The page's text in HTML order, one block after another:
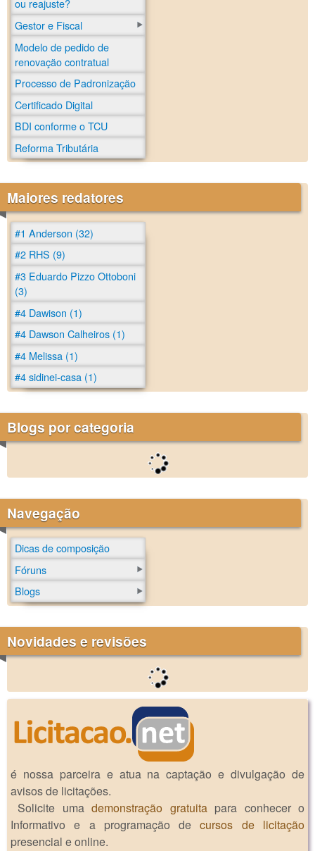
ou reajuste?
Gestor e Fiscal
Modelo de pedido de
renovação contratual
Processo de Padronização
Certificado Digital
BDI conforme o TCU
Reforma Tributária
Maiores redatores
#1 Anderson (32)
#2 RHS (9)
#3 Eduardo Pizzo Ottoboni
(3)
#4 Dawison (1)
#4 Dawson Calheiros (1)
#4 Melissa (1)
#4 sidinei-casa (1)
Blogs por categoria
Navegação
Dicas de composição
Fóruns
Blogs
Novidades e revisões
é nossa parceira e atua na captação e divulgação de
avisos de licitações.
Solicite umademonstração gratuitapara conhecer o
Informativo e a programação decursos de licitação
presencial e online.